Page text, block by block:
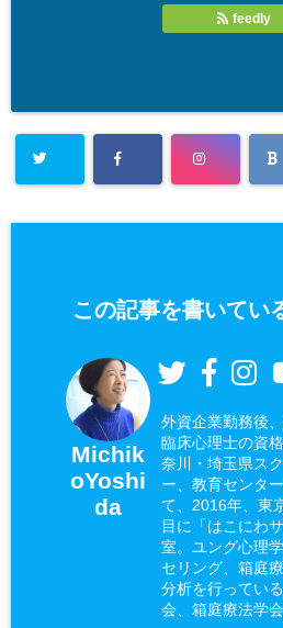
feedly
この記事を書いてい
Michik
oYoshi
da
外資企業勤務後
臨床心理士の資
奈川・埼玉県ス
ー、教育センタ
て、2016年、東
目に「はこにわ
室。ユング心理
セリング、箱庭
分析を行ってい
会、箱庭療法学会